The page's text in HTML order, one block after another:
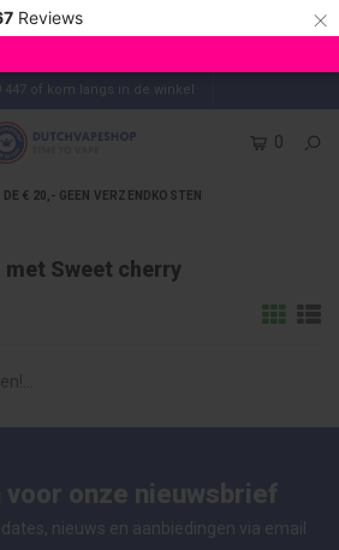
Reviews ×
447 of kom langs in de winkel
0
DE € 20,- GEEN VERZENDKOSTEN
Sweet cherry
voor onze nieuwsbrief
nieuws en aanbiedingen via email